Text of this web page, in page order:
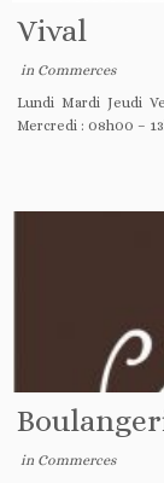
Vival
in Commerces
Lundi Mardi Jeudi
Mercredi : 08h00 –
in Commerces